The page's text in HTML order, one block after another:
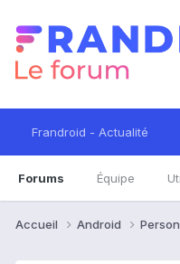
Frandroid - Actualité
Forums Équipe
Accueil Android